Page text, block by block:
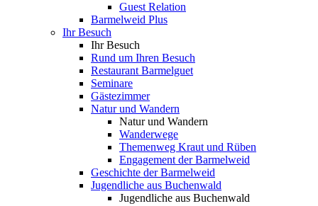
Guest Relation
Barmelweid Plus
Ihr Besuch
Ihr Besuch
Rund um Ihren Besuch
Restaurant Barmelguet
Seminare
Gästezimmer
Natur und Wandern
Natur und Wandern
Wanderwege
Themenweg Kraut und Rüben
Engagement der Barmelweid
Geschichte der Barmelweid
Jugendliche aus Buchenwald
Jugendliche aus Buchenwald